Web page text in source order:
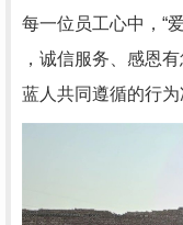
每一位员工心中，“
，诚信服务、感恩
蓝人共同遵循的行为